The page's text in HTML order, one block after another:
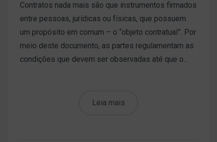
Contratos nada mais são que instrumentos firmados
entre pessoas, jurídicas ou físicas, que possuem
um propósito em comum – o “objeto contratual”. Por
meio deste documento, as partes regulamentam as
condições que devem ser observadas até que o...
Leia mais